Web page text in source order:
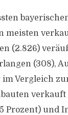
meisten
(2.826)
(308),
Vergleich
Prozent) und